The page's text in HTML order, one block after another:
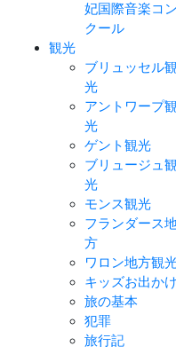
妃国際音楽コン
クール
観光
ブリュッセル
光
アントワープ
光
ゲント観光
ブリュージュ
光
モンス観光
フランダース
方
ワロン地方観
キッズお出かけ
旅の基本
犯罪
旅行記